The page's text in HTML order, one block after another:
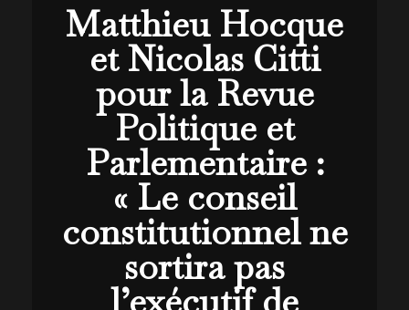
Matthieu Hocque
et Nicolas Citti
pour la Revue
Politique et
Parlementaire :
« Le conseil
constitutionnel ne
sortira pas